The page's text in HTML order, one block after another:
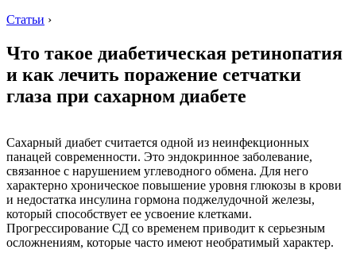
Статьи ›
Что такое диабетическая ретинопатия
и как лечить поражение сетчатки
глаза при сахарном диабете
Сахарный диабет считается одной из неинфекционных
панацей современности. Это эндокринное заболевание,
связанное с нарушением углеводного обмена. Для него
характерно хроническое повышение уровня глюкозы в крови
и недостатка инсулина гормона поджелудочной железы,
который способствует ее усвоение клетками.
Прогрессирование СД со временем приводит к серьезным
осложнениям, которые часто имеют необратимый характер.